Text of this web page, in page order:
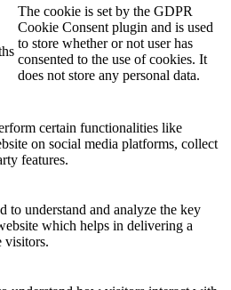
The cookie is set by the GDPR
Cookie Consent plugin and is used
to store whether or not user has
consented to the use of cookies. It
does not store any personal data.
certain functionalities like
on social media platforms, collect
features.
to understand and analyze the key
which helps in delivering a
visitors.